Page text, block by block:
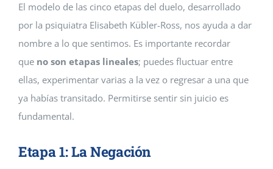
El modelo de las cinco etapas del duelo, desarrollado
por la psiquiatra Elisabeth Kübler-Ross, nos ayuda a dar
nombre a lo que sentimos. Es importante recordar
que no son etapas lineales; puedes fluctuar entre
ellas, experimentar varias a la vez o regresar a una que
ya habías transitado. Permitirse sentir sin juicio es
fundamental.
Etapa 1: La Negación